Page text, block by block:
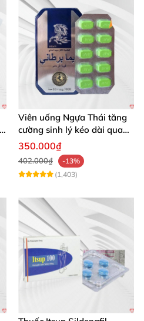
Viên uống Ngựa Thái tăng
cường sinh lý kéo dài quan
hệ
350.000₫
402.000₫
-13%
(1,403)